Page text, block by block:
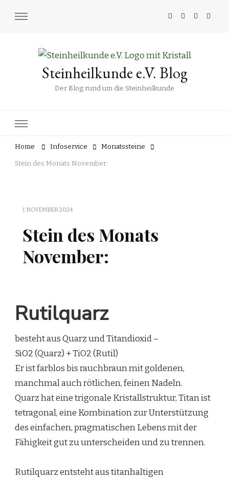
Steinheilkunde e.V. Blog
Der Blog rund um die Steinheilkunde
Home Infoservice Monatssteine
Stein des Monats November:
1. NOVEMBER 2024
Stein des Monats
November:
Rutilquarz
besteht aus Quarz und Titandioxid –
SiO2 (Quarz) + TiO2 (Rutil)
Er ist farblos bis rauchbraun mit goldenen,
manchmal auch rötlichen, feinen Nadeln.
Quarz hat eine trigonale Kristallstruktur, Titan ist
tetragonal, eine Kombination zur Unterstützung
des einfachen, pragmatischen Lebens mit der
Fähigkeit gut zu unterscheiden und zu trennen.
Rutilquarz entsteht aus titanhaltigen